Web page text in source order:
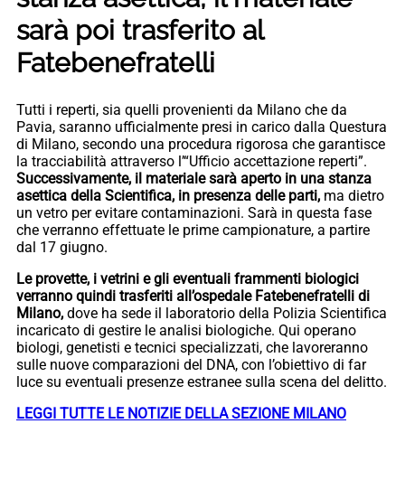
sarà poi trasferito al
Fatebenefratelli
Tutti i reperti, sia quelli provenienti da Milano che da
Pavia, saranno ufficialmente presi in carico dalla Questura
di Milano, secondo una procedura rigorosa che garantisce
la tracciabilità attraverso l’“Ufficio accettazione reperti”.
Successivamente, il materiale sarà aperto in una stanza
asettica della Scientifica, in presenza delle parti, ma dietro
un vetro per evitare contaminazioni. Sarà in questa fase
che verranno effettuate le prime campionature, a partire
dal 17 giugno.
Le provette, i vetrini e gli eventuali frammenti biologici
verranno quindi trasferiti all’ospedale Fatebenefratelli di
Milano, dove ha sede il laboratorio della Polizia Scientifica
incaricato di gestire le analisi biologiche. Qui operano
biologi, genetisti e tecnici specializzati, che lavoreranno
sulle nuove comparazioni del DNA, con l’obiettivo di far
luce su eventuali presenze estranee sulla scena del delitto.
LEGGI TUTTE LE NOTIZIE DELLA SEZIONE MILANO